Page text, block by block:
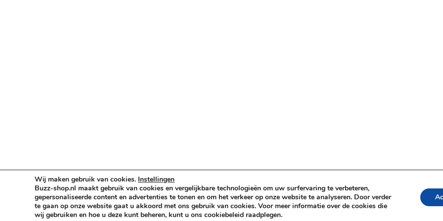
Privacybeleid
Cookiebeleid
Copyright © 2026 Buzz-Shop.nl. Alle rechten voorbehouden.
Wij maken gebruik van cookies. Instellingen
Buzz-shop.nl maakt gebruik van cookies en vergelijkbare technologieën om uw surfervaring te verbeteren,
gepersonaliseerde content en advertenties te tonen en om het verkeer op onze website te analyseren. Door verder
te gaan op onze website gaat u akkoord met ons gebruik van cookies. Voor meer informatie over de cookies die
wij gebruiken en hoe u deze kunt beheren, kunt u ons cookiebeleid raadplegen.